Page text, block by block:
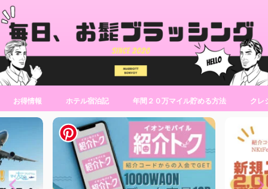
お得情報 ホテル宿泊記 年間２０万マイル貯める方法 クレ